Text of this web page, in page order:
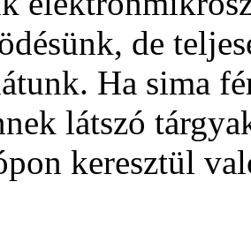
de
Ha sima
látszó
keresztül